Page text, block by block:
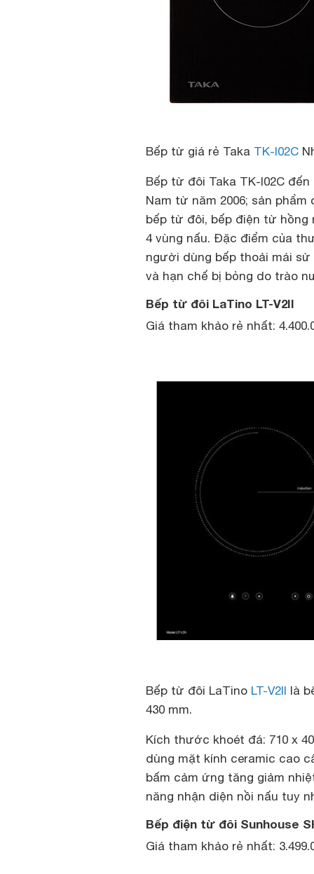
Bếp từ giá rẻ Taka TK-I02C
Bếp từ đôi Taka TK-I02C đến
Nam từ năm 2006; sản
bếp từ đôi, bếp điện từ hồng
4 vùng nấu. Đặc điểm của
người dùng bếp thoải mái
và hạn chế bị bỏng do trào
Bếp từ đôi LaTino LT-V2II
Giá tham khảo rẻ nhất:
Bếp từ đôi LaTino LT-V2II là
430 mm.
Kích thước khoét đá: 710 x
dùng mặt kính ceramic cao
bấm cảm ứng tăng giảm
năng nhận diện nồi nấu tuy
Bếp điện từ đôi Sunhouse
Giá tham khảo rẻ nhất: